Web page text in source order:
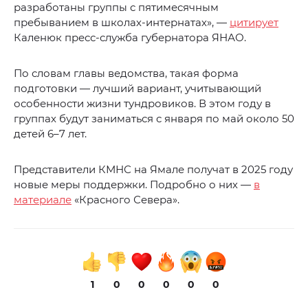
разработаны группы с пятимесячным
пребыванием в школах-интернатах», — цитирует
Каленюк пресс-служба губернатора ЯНАО.
По словам главы ведомства, такая форма
подготовки — лучший вариант, учитывающий
особенности жизни тундровиков. В этом году в
группах будут заниматься с января по май около 50
детей 6–7 лет.
Представители КМНС на Ямале получат в 2025 году
новые меры поддержки. Подробно о них — в
материале «Красного Севера».
1 0 0 0 0 0